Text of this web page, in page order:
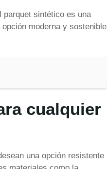
parquet sintético es una
moderna y sostenible
cualquier
una opción resistente